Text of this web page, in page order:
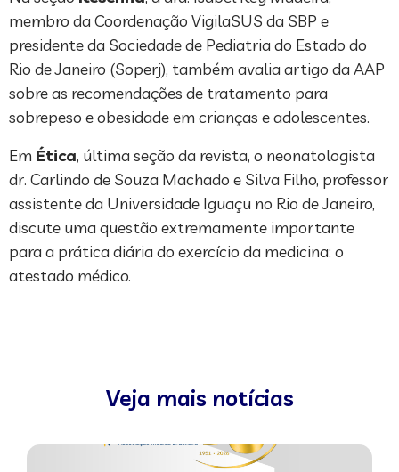
membro da Coordenação VigilaSUS da SBP e
presidente da Sociedade de Pediatria do Estado do
Rio de Janeiro (Soperj), também avalia artigo da AAP
sobre as recomendações de tratamento para
sobrepeso e obesidade em crianças e adolescentes.
Em Ética, última seção da revista, o neonatologista
dr. Carlindo de Souza Machado e Silva Filho, professor
assistente da Universidade Iguaçu no Rio de Janeiro,
discute uma questão extremamente importante
para a prática diária do exercício da medicina: o
atestado médico.
Veja mais notícias